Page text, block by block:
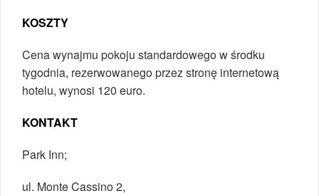
KOSZTY
Cena wynajmu pokoju standardowego w środku
tygodnia, rezerwowanego przez stronę internetową
hotelu, wynosi 120 euro.
KONTAKT
Park Inn;
ul. Monte Cassino 2,